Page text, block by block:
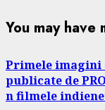
You may have
Primele imagini
publicate de
n filmele